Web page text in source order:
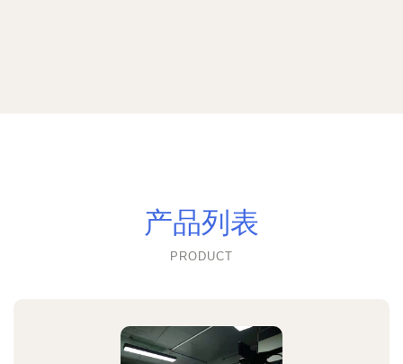
产品列表
PRODUCT